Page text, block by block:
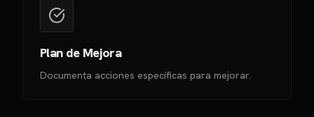
Plan de Mejora
Documenta acciones específicas para mejorar.